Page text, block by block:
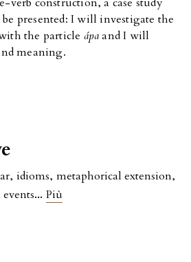
, idioms, metaphorical extension,
... Più
presented: I will investigate the
the particle ápaand I will
meaning.